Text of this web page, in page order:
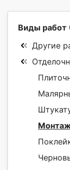
Виды работ
Другие
Монтаж